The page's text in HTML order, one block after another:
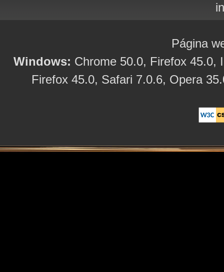
Página
Windows: Chrome 50.0, Firefox 45.0,
Firefox 45.0, Safari 7.0.6, Opera